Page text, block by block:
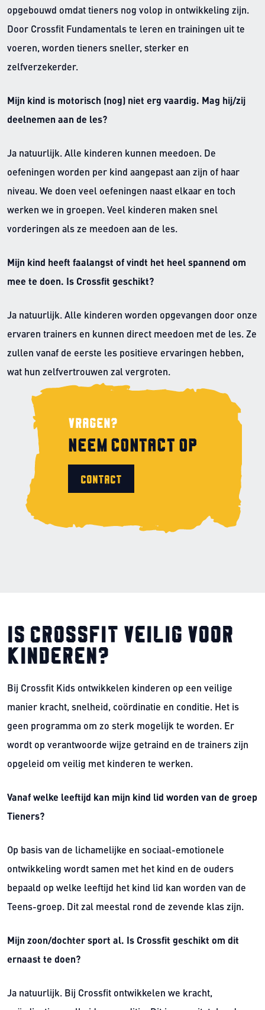
opgebouwd omdat tieners nog volop in ontwikkeling zijn.
Door Crossfit Fundamentals te leren en trainingen uit te
voeren, worden tieners sneller, sterker en
zelfverzekerder.
Mijn kind is motorisch (nog) niet erg vaardig. Mag hij/zij
deelnemen aan de les?
Ja natuurlijk. Alle kinderen kunnen meedoen. De
oefeningen worden per kind aangepast aan zijn of haar
niveau. We doen veel oefeningen naast elkaar en toch
werken we in groepen. Veel kinderen maken snel
vorderingen als ze meedoen aan de les.
Mijn kind heeft faalangst of vindt het heel spannend om
mee te doen. Is Crossfit geschikt?
Ja natuurlijk. Alle kinderen worden opgevangen door onze
ervaren trainers en kunnen direct meedoen met de les. Ze
zullen vanaf de eerste les positieve ervaringen hebben,
wat hun zelfvertrouwen zal vergroten.
Vragen?
Neem contact op
Contact
Is Crossfit veilig voor
kinderen?
Bij Crossfit Kids ontwikkelen kinderen op een veilige
manier kracht, snelheid, coördinatie en conditie. Het is
geen programma om zo sterk mogelijk te worden. Er
wordt op verantwoorde wijze getraind en de trainers zijn
opgeleid om veilig met kinderen te werken.
Vanaf welke leeftijd kan mijn kind lid worden van de groep
Tieners?
Op basis van de lichamelijke en sociaal-emotionele
ontwikkeling wordt samen met het kind en de ouders
bepaald op welke leeftijd het kind lid kan worden van de
Teens-groep. Dit zal meestal rond de zevende klas zijn.
Mijn zoon/dochter sport al. Is Crossfit geschikt om dit
ernaast te doen?
Ja natuurlijk. Bij Crossfit ontwikkelen we kracht,